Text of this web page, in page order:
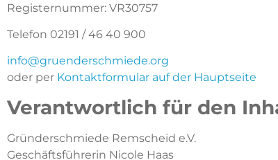
Registernummer: VR30757
Telefon 02191 / 46 40 900
info@gruenderschmiede.org
oder per Kontaktformular auf der Hauptseite
Verantwortlich für den
Gründerschmiede Remscheid e.V.
Geschäftsführerin Nicole Haas